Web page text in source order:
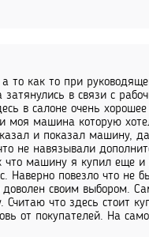
то как то при
в связи с
в салоне очень
моя машина которую
и показал машину,
не навязывали
машину я купил еще
Наверно повезло что не
своим выбором.
что здесь стоит
от покупателей. На